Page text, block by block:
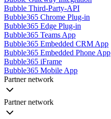
Bubble Third-Party-API
Bubble365 Chrome Plug-in
Bubble365 Edge Plug-in
Bubble365 Teams App
Bubble365 Embedded CRM App
Bubble365 Embedded Phone App
Bubble365 iFrame
Bubble365 Mobile App
Partner network
Partner network